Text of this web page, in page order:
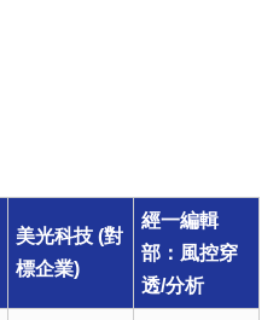
美光科技 (對
標企業)
經一編輯
部：風控穿
透/分析